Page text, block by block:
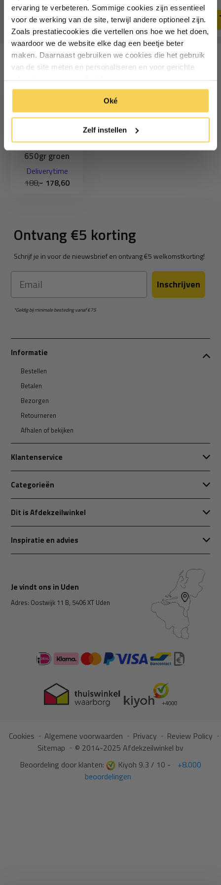
ervaring te verbeteren. Sommige cookies zijn essentieel
voor de werking van de site, terwijl andere optioneel zijn.
Zoals prestatiecookies die vertellen ons hoe we het doen,
waardoor we de website elke dag een beetje beter
maken. Daarnaast gebruiken we cookies die het gebruik
van de site meten en personaliseren en voor gerichte
manier. Klik op 'Oké' om alle cookies te accepteren. Of
klik op ‘alleen essentiele’ als je niet akkoord gaat met
cookies.
Oké
Zelf instellen
Deliverytime
Deliverytime
4x8 Afdekzeil PVC
650gr groen
Deliverytime
188,- 178,60
Ontvang €5 korting
Schrijf je in voor de nieuwsbrief en ontvang €5 welkomstkorting!
Email Inschrijven
*Geldig bij minimale besteding vanaf €75
Informatie
Bestellen
Betalen
Bezorgen
Retourneren
Afhalen of bekijken
Klantenservice
Categorieën
Dit is Afdekzeilwinkel
Inspiratie en advies
Je vindt ons in Uden
Adres: Oostwijk 11 B, 5406 XT Uden
Cookies Algemene voorwaarden Privacy
Review Policy
Sitemap
© 2014-2025 Afdekzeilwinkel bv
Beoordeling door klanten:
Kiyoh 9.3 / 10 -
+8.000
beoordelingen
Vul je e-mailadres in‍⁪⁪
Particulier Zakelijk
Inschrijven
*Geldig bij minimale besteding vanaf €75